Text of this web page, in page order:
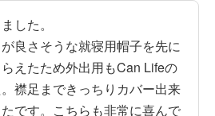
した。
良さそうな就寝用帽子を先に
えたため外出用もCan Lifeの
襟足まできっちりカバー出来
です。こちらも非常に喜んで